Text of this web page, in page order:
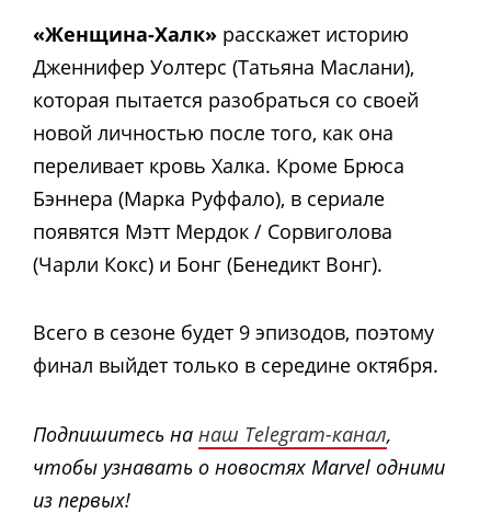
«Женщина-Халк» расскажет историю
Дженнифер Уолтерс (Татьяна Маслани),
которая пытается разобраться со своей
новой личностью после того, как она
переливает кровь Халка. Кроме Брюса
Бэннера (Марка Руффало), в сериале
появятся Мэтт Мердок / Сорвиголова
(Чарли Кокс) и Бонг (Бенедикт Вонг).
Всего в сезоне будет 9 эпизодов, поэтому
финал выйдет только в середине октября.
Подпишитесь на наш Telegram-канал,
чтобы узнавать о новостях Marvel одними
из первых!